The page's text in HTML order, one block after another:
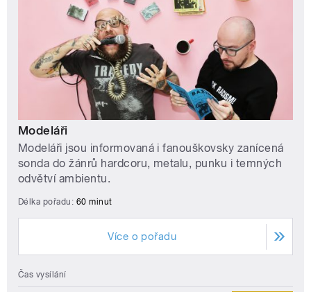
Modeláři
Modeláři jsou informovaná i fanouškovsky zanícená
sonda do žánrů hardcoru, metalu, punku i temných
odvětví ambientu.
Délka pořadu: 60 minut
Více o pořadu
Čas vysílání